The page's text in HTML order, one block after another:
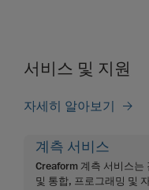
서비스 및 지원
자세히 알아보기
계측 서비스
Creaform 계측 서비스는
및 통합, 프로그래밍 및